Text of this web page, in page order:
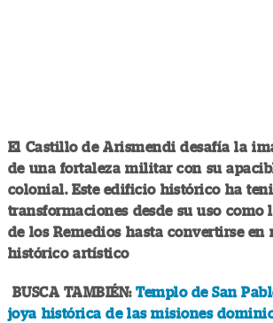
El Castillo de Arismendi desafía la
de una fortaleza militar con su
colonial. Este edificio histórico ha
transformaciones desde su uso como
de los Remedios hasta convertirse en
histórico artístico
BUSCA TAMBIÉN:Templo de San
joya histórica de las misiones